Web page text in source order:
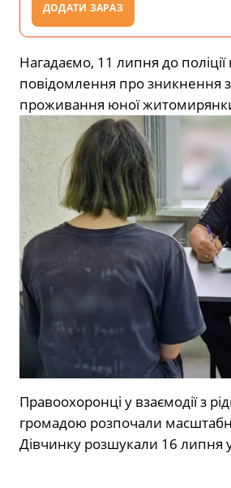
ДОДАТИ ЗАРАЗ
Нагадаємо, 11 липня до
повідомлення про зникнення з
проживання юної
Правоохоронці у взаємодії з
громадою розпочали
Дівчинку розшукали 16 липня